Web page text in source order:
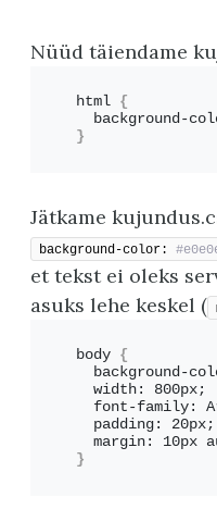
Nüüd täiendame
html {
background-
}
Jätkame
background-color:
et tekst ei oleks
asuks lehe keskel (
body {
background-
  width: 800px;
font-family:
  padding: 20px;
margin: 10px
}